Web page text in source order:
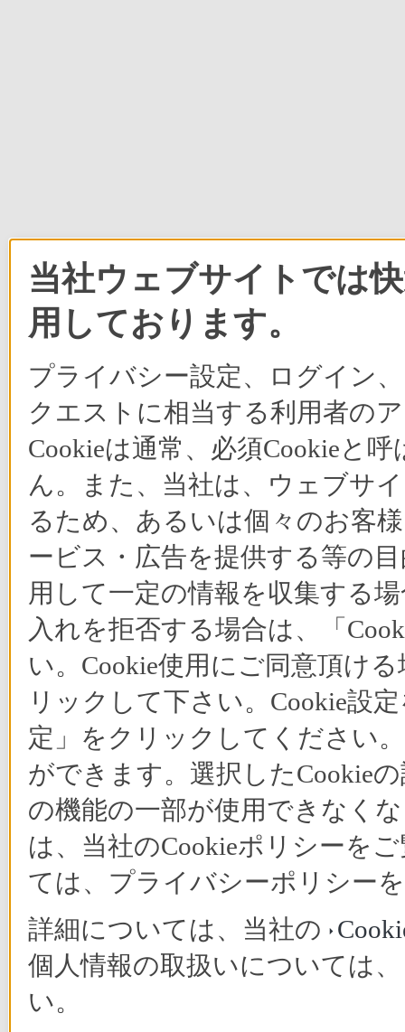
当社ウェブサイトでは
用しております。
プライバシー設定、ログイン
クエストに相当する利用者の
Cookieは通常、必須Cookieと
ん。また、当社は、ウェブサ
るため、あるいは個々のお客
ービス・広告を提供する等の
用して一定の情報を収集する
入れを拒否する場合は、「
い。Cookie使用にご同意頂け
リックして下さい。Cookie設
定」をクリックしてください
ができます。選択したCookie
の機能の一部が使用できなく
は、当社のCookieポリシーを
ては、プライバシーポリシー
詳細については、当社の
個人情報の取扱いについては
い。